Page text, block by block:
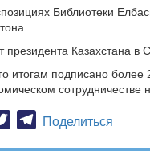
Библиотеки
президента Казахстана
итогам подписано более
сотрудничестве
TwitterTelegram
Поделиться